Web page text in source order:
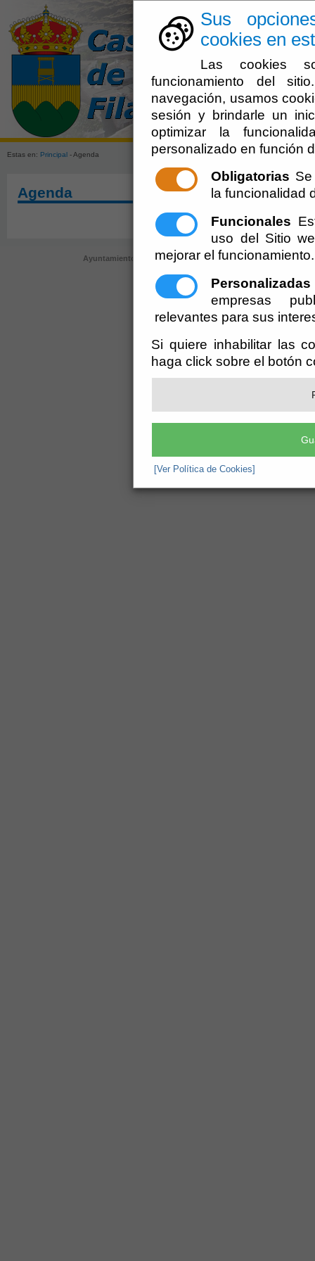
Sus
cookies en
Las cookies
funcionamiento del
navegación, usamos
sesión y brindarle un
optimizar la
personalizado en función
Obligatorias
la funcionalidad
Funcionales
uso del Sitio
mejorar el funcionamiento.
Personalizadas
empresas
relevantes para sus
Si quiere inhabilitar las
haga click sobre el botón
[Ver Política de Cookies]
Estas en: Principal - Agenda
Agenda
Ayuntamiento de Castro de Filabres (CIF: P-0403300-G)- Calle/